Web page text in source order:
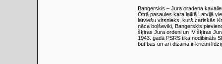
Bangerskis – Jura oradeņa
Otrā pasaules kara laikā Latvijā
latviešu virsnieks, kurš cariskās
nāca boļševiki, Bangerskis
šķiras Jura ordeni un IV šķiras
1943. gadā PSRS tika nodibināts
būtības un arī dizaina ir krietni